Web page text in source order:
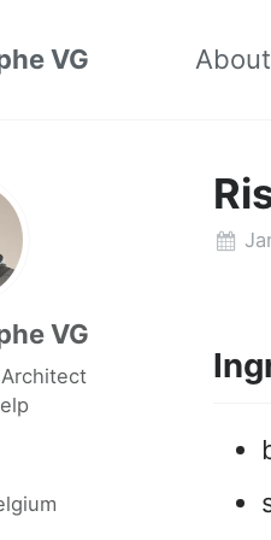
VG About
VG